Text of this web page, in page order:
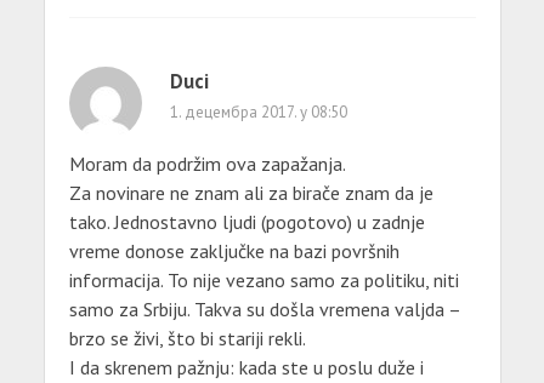
Duci
1. децембра 2017. у 08:50
Moram da podržim ova zapažanja.
Za novinare ne znam ali za birače znam da je
tako. Jednostavno ljudi (pogotovo) u zadnje
vreme donose zaključke na bazi površnih
informacija. To nije vezano samo za politiku, niti
samo za Srbiju. Takva su došla vremena valjda –
brzo se živi, što bi stariji rekli.
I da skrenem pažnju: kada ste u poslu duže i